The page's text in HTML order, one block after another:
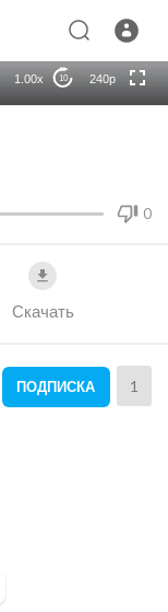
1.00x 10 240p
HD
0
Скачать
ПОДПИСКА 1